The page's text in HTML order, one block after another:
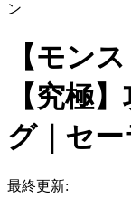
ン
【モン
【究極
グ｜セ
最終更新: